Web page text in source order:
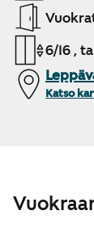
6/16 ,
Katso